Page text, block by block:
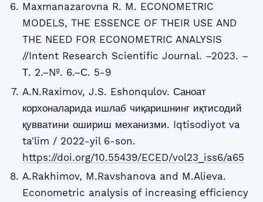
Maxmanazarovna R. M. ECONOMETRIC
MODELS, THE ESSENCE OF THEIR USE AND
THE NEED FOR ECONOMETRIC ANALYSIS
//Intent Research Scientific Journal. –2023. –
Т. 2.–№. 6.–С. 5-9
A.N.Raximov, J.S. Eshonqulov. Саноат
корхоналарида ишлаб чиқаришнинг иқтисодий
қувватини ошириш механизми. Iqtisodiyot va
ta'lim / 2022-yil 6-son.
https://doi.org/10.55439/ECED/vol23_iss6/a65
A.Rakhimov, M.Ravshanova and M.Alieva.
Econometric analysis of increasing efficiency